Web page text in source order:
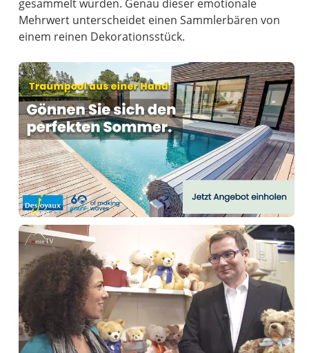
gesammelt wurden. Genau dieser emotionale
Mehrwert unterscheidet einen Sammlerbären von
einem reinen Dekorationsstück.
Anzeige